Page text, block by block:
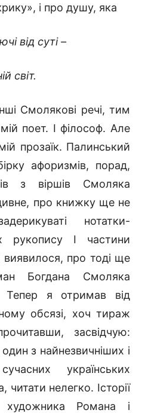
і про душу, яка
від суті –
світ.
Смолякові речі, тим
поет. І філософ. Але
прозаїк. Палинський
афоризмів, порад,
з віршів Смоляка
про книжку ще не
нотатки-
рукопису І частини
про тоді ще
Богдана Смоляка
Тепер я отримав від
обсязі, хоч тираж
засвідчую:
з найнезвичніших і
українських
нелегко. Історії
художника Романа і